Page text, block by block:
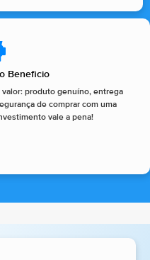
Beneficio
produto genuíno, entrega
de comprar com uma
vale a pena!